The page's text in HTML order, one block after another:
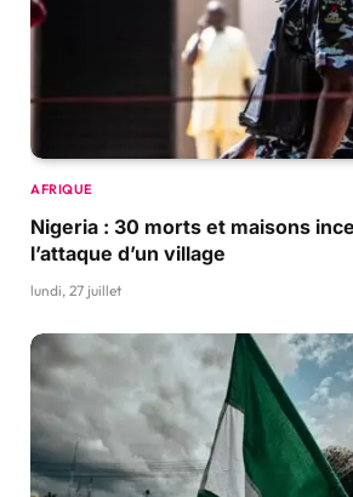
AFRIQUE
Nigeria : 30 morts et maisons
l’attaque d’un village
lundi, 27 juillet